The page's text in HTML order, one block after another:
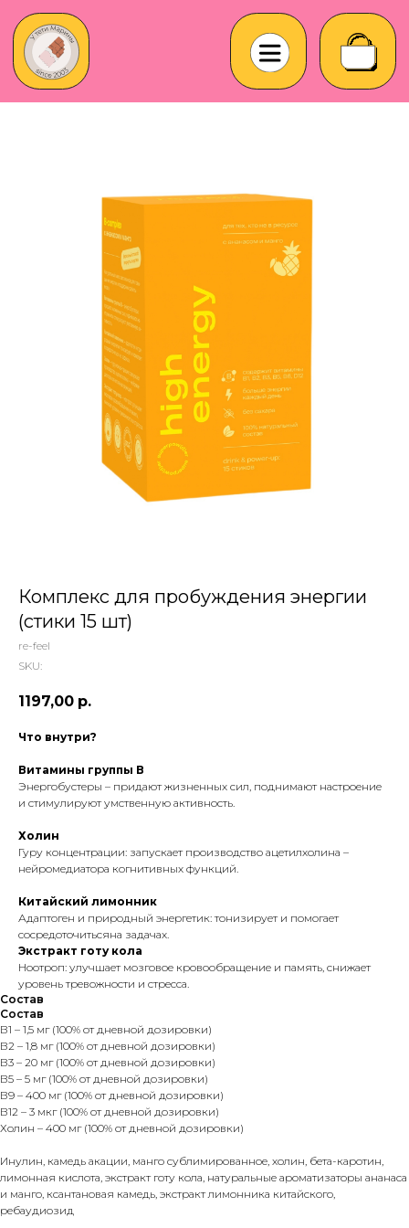
ТЕТИ МАРИНЫ
сладостей со всего мира
Комплекс для пробуждения энергии
(стики 15 шт)
re-feel
SKU:
1197,00 р.
Что внутри?
Витамины группы В
Энергобустеры – придают жизненных сил, поднимают настроение
и стимулируют умственную активность.
Холин
Гуру концентрации: запускает производство ацетилхолина –
нейромедиатора когнитивных функций.
Китайский лимонник
Адаптоген и природный энергетик: тонизирует и помогает
сосредоточитьсяна задачах.
Экстракт готу кола
Ноотроп: улучшает мозговое кровообращение и память, снижает
уровень тревожности и стресса.
Состав
Состав
В1 – 1,5 мг (100% от дневной дозировки)
В2 – 1,8 мг (100% от дневной дозировки)
В3 – 20 мг (100% от дневной дозировки)
В5 – 5 мг (100% от дневной дозировки)
В9 – 400 мг (100% от дневной дозировки)
В12 – 3 мкг (100% от дневной дозировки)
Холин – 400 мг (100% от дневной дозировки)
Инулин, камедь акации, манго сублимированное, холин, бета-каротин,
лимонная кислота, экстракт готу кола, натуральные ароматизаторы ананаса
и манго, ксантановая камедь, экстракт лимонника китайского,
ребаудиозид